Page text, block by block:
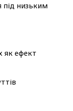
під низьким
як ефект